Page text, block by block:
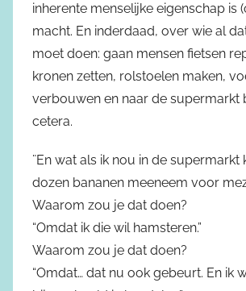
inherente menselijke eigenschap is
macht. En inderdaad, over wie al
moet doen: gaan mensen fietsen
kronen zetten, rolstoelen maken,
verbouwen en naar de supermarkt
cetera.
¨En wat als ik nou in de supermarkt
dozen bananen meeneem voor
Waarom zou je dat doen?
“Omdat ik die wil hamsteren.”
Waarom zou je dat doen?
“Omdat… dat nu ook gebeurt. En ik